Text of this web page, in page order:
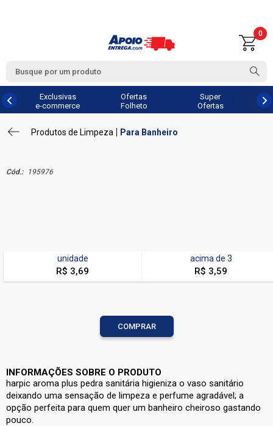
0
Exclusivas
e-commerce
Ofertas
Folheto
Super
Ofertas
Produtos de Limpeza Para Banheiro
Cód.: 195976
unidade
R$ 3,69
acima de 3
R$ 3,59
COMPRAR
INFORMAÇÕES SOBRE O PRODUTO
harpic aroma plus pedra sanitária higieniza o vaso sanitário
deixando uma sensação de limpeza e perfume agradável; a
opção perfeita para quem quer um banheiro cheiroso gastando
pouco.